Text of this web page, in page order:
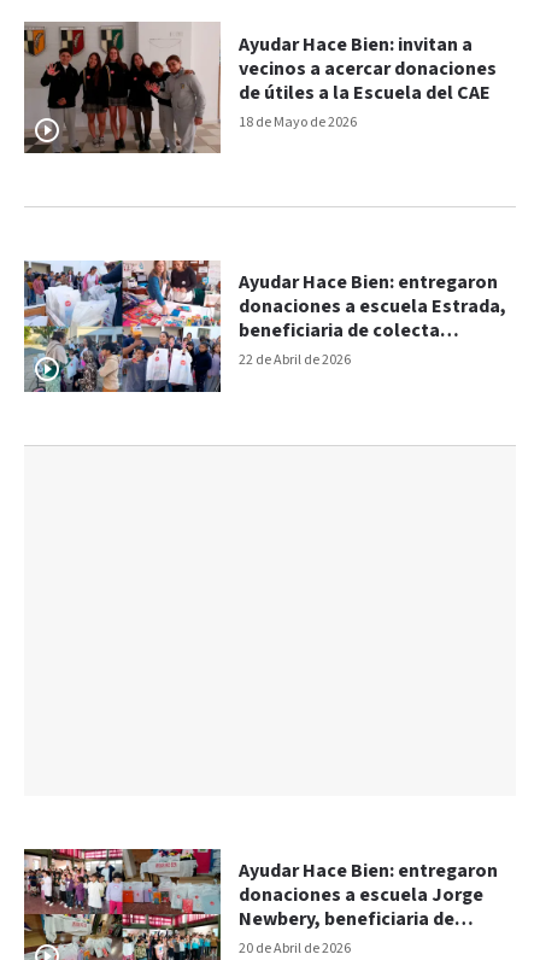
18 de Mayo de 2026
Ayudar Hace Bien: invitan a
vecinos a acercar donaciones
de útiles a la Escuela del CAE
22 de Abril de 2026
Ayudar Hace Bien: entregaron
donaciones a escuela Estrada,
beneficiaria de colecta
solidaria
20 de Abril de 2026
Ayudar Hace Bien: entregaron
donaciones a escuela Jorge
Newbery, beneficiaria de
colecta solidaria